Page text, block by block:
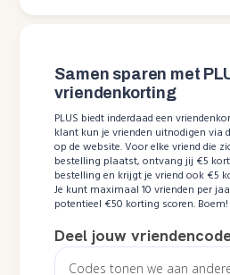
Samen sparen met
vriendenkorting
PLUS biedt inderdaad een
klant kun je vrienden uitnodigen via
op de website. Voor elke vriend die
bestelling plaatst, ontvang jij €5
bestelling en krijgt je vriend ook €5
Je kunt maximaal 10 vrienden per
potentieel €50 korting scoren. Boem!
Deel jouw